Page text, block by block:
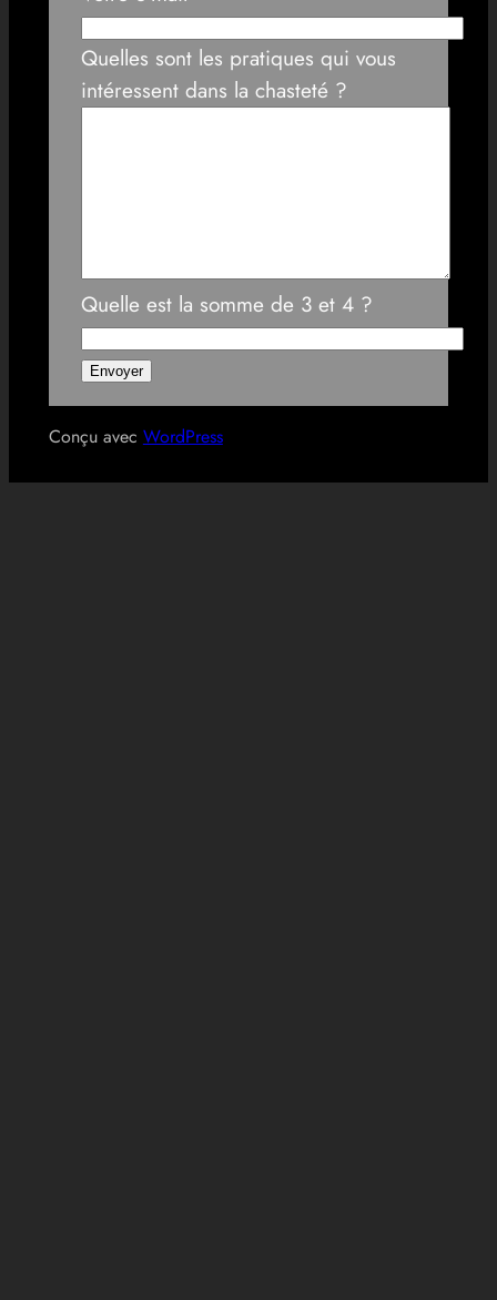
Quelles sont les pratiques qui vous
intéressent dans la chasteté ?
Quelle est la somme de 3 et 4 ?
Conçu avec WordPress